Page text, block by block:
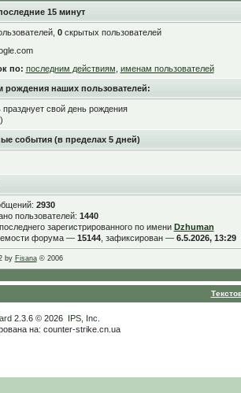
15 минут
0скрытых пользователей
по: последним действиям именам пользователей
рождения наших пользователей:
празднует свой день рождения
)
события (в пределах 5 дней)
2930
пользователей: 1440
зарегистрированного по имени Dzhuman
форума — 15144, зафиксирован — 6.5.2026, 13:29
by Fisana© 2006
2.3.6 © 2026 IPS, Inc
на: counter-strike.cn.ua